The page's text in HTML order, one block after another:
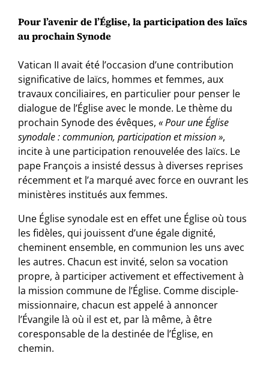
Pour l’avenir de l’Église, la participation des laïcs
au prochain Synode
Vatican II avait été l’occasion d’une contribution
significative de laïcs, hommes et femmes, aux
travaux conciliaires, en particulier pour penser le
dialogue de l’Église avec le monde. Le thème du
prochain Synode des évêques,« Pour une Église
synodale : communion, participation et mission »,
incite à une participation renouvelée des laïcs. Le
pape François a insisté dessus à diverses reprises
récemment et l’a marqué avec force en ouvrant les
ministères institués aux femmes.
Une Église synodale est en effet une Église où tous
les fidèles, qui jouissent d’une égale dignité,
cheminent ensemble, en communion les uns avec
les autres. Chacun est invité, selon sa vocation
propre, à participer activement et effectivement à
la mission commune de l’Église. Comme disciple-
missionnaire, chacun est appelé à annoncer
l’Évangile là où il est et, par là même, à être
coresponsable de la destinée de l’Église, en
chemin.